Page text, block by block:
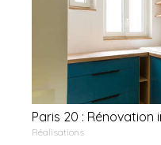
Paris 20 :
Réalisations